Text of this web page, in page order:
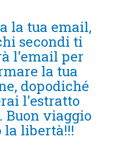
la tua email,
secondi ti
l'email per
la tua
dopodiché
l'estratto
Buon viaggio
la libertà!!!